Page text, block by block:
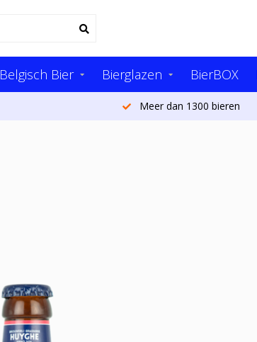
Belgisch Bier Bierglazen BierBOX
Meer dan 1300 bieren